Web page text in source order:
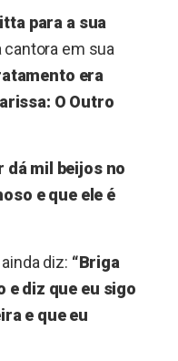
para a sua
cantora em sua
era
O Outro
dá mil beijos no
e que ele é
diz: “Briga
e diz que eu sigo
e que eu